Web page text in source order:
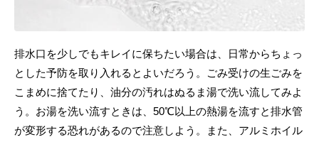
排水口を少しでもキレイに保ちたい場合は、日常からちょっ
とした予防を取り入れるとよいだろう。ごみ受けの生ごみを
こまめに捨てたり、油分の汚れはぬるま湯で洗い流してみよ
う。お湯を洗い流すときは、50℃以上の熱湯を流すと排水管
が変形する恐れがあるので注意しよう。また、アルミホイル